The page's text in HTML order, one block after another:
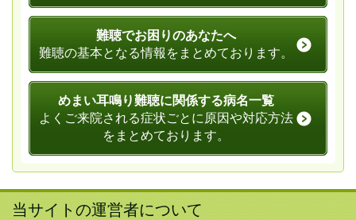
難聴でお困りのあなたへ
難聴の基本となる情報をまとめております。
めまい耳鳴り難聴に関係する病名一覧
よくご来院される症状ごとに原因や対応方法
をまとめております。
当サイトの運営者について